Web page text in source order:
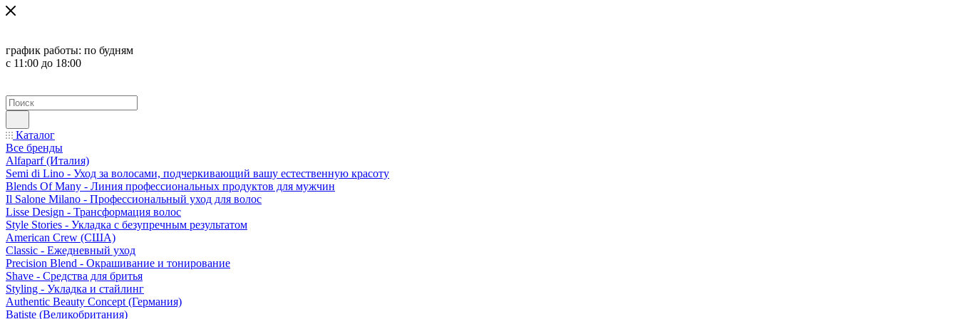
график работы: по будням
с 11:00 до 18:00
Каталог
Все бренды
Alfaparf (Италия)
Semi di Lino - Уход за волосами, подчеркивающий вашу естественную красоту
Blends Of Many - Линия профессиональных продуктов для мужчин
Il Salone Milano - Профессиональный уход для волос
Lisse Design - Трансформация волос
Style Stories - Укладка с безупречным результатом
American Crew (США)
Classic - Ежедневный уход
Precision Blend - Окрашивание и тонирование
Shave - Средства для бритья
Styling - Укладка и стайлинг
Authentic Beauty Concept (Германия)
Batiste (Великобритания)